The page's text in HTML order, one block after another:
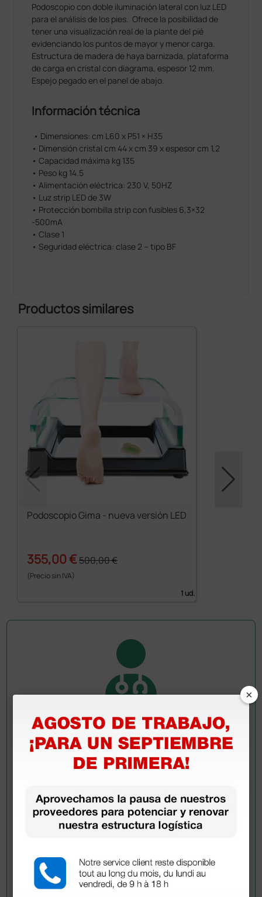
Podoscopio con doble iluminación lateral con luz LED
para el análisis de los pies. Ofrece la posibilidad de
tener una visualización real de la plante del pié
evidenciando los puntos de mayor y menor carga.
Estructura de madera de haya barnizada, plataforma
de carga en cristal con diagrama, espesor 12 mm.
Espejo pegado en el panel de abajo.
Información técnica
• Dimensiones: cm L60 x P51 × H35
• Dimensión cristal cm 44 x cm 39 x espesor cm 1,2
• Capacidad máxima kg 135
• Peso kg 14.5
• Alimentación eléctrica: 230 V, 50HZ
• Luz strip LED de 3W
• Protección bombilla strip con fusibles 6,3×32
-500mA
• Clase 1
• Seguridad eléctrica: clase 2 – tipo BF
Productos similares
Podoscopio Gima - nueva versión LED
355,00 €500,00 €
(Precio sin IVA)
1 ud.
Pregúntale a un colega
¿Todavía tienes alguna duda? ¿Necesitas más
información?
Envía ahora mismo tu pregunta a los colegas que ya
Envía tu pregunta
×